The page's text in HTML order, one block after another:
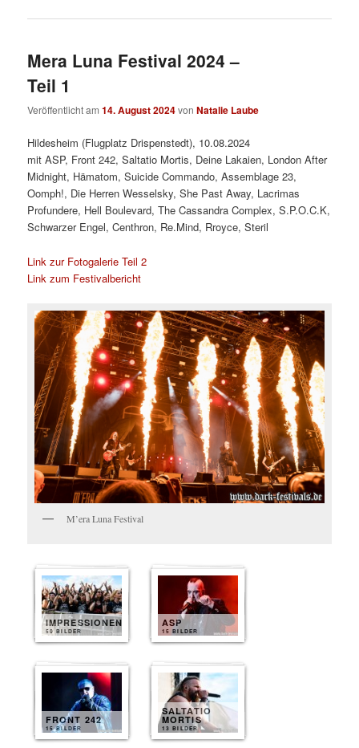
Mera Luna Festival 2024 –
Teil 1
Veröffentlicht am14. August 2024vonNatalie Laube
Hildesheim (Flugplatz Drispenstedt), 10.08.2024
mit ASP, Front 242, Saltatio Mortis, Deine Lakaien, London After
Midnight, Hämatom, Suicide Commando, Assemblage 23,
Oomph!, Die Herren Wesselsky, She Past Away, Lacrimas
Profundere, Hell Boulevard, The Cassandra Complex, S.P.O.C.K,
Schwarzer Engel, Centhron, Re.Mind, Rroyce, Steril
Link zur Fotogalerie Teil 2
Link zum Festivalbericht
M’era Luna Festival
IMPRESSIONEN
50 BILDER
ASP
15 BILDER
FRONT 242
15 BILDER
SALTATIO
MORTIS
13 BILDER